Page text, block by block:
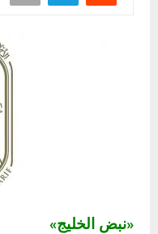
«نبض الخليج»